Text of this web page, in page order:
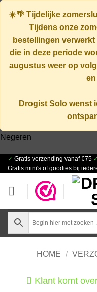
☀️🌴 Tijdelijke
Tijdens onze
bestellingen
die in deze periode
augustusweer op
Drogist Solo wenst
Negeren
Ga
naar
inhoud
✓ Gratis verzending vanaf €75 ✓
Gratis mini's of goodies bij
HOME /
Klant komt